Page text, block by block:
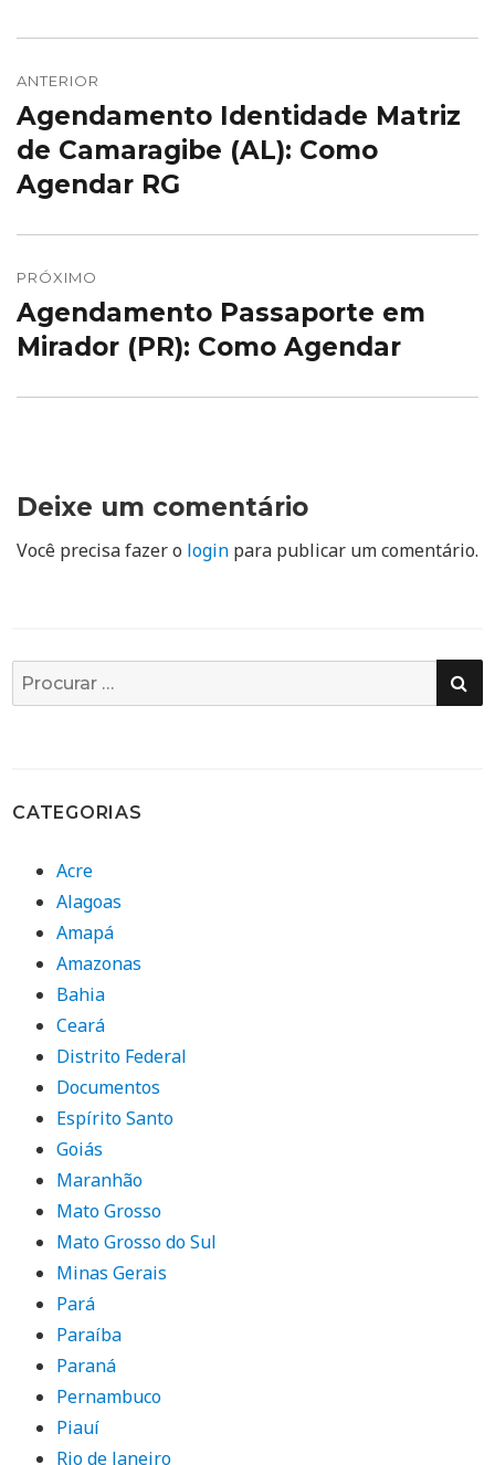
de
Post
ANTERIOR
Post
anterior:
Agendamento Identidade Matriz
de Camaragibe (AL): Como
Agendar RG
PRÓXIMO
Próximo
post:
Agendamento Passaporte em
Mirador (PR): Como Agendar
Deixe um comentário
Você precisa fazer o login para publicar um comentário.
Busca
por:
CATEGORIAS
Acre
Alagoas
Amapá
Amazonas
Bahia
Ceará
Distrito Federal
Documentos
Espírito Santo
Goiás
Maranhão
Mato Grosso
Mato Grosso do Sul
Minas Gerais
Pará
Paraíba
Paraná
Pernambuco
Piauí
Rio de Janeiro